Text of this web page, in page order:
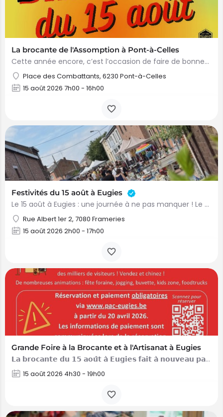
La brocante de l'Assomption à Pont-à-Celles
Cette année encore, c’est l’occasion de faire de bonnes affaires ! Trésors cachés, pépites, négociations,…
Place des Combattants, 6230 Pont-à-Celles
15 août 2026 7h00 - 16h00
Festivités du 15 août à Eugies
Le 15 août à Eugies : une journée à ne pas manquer ! Le PAC Eugies vous donne rendez-vous le 15 août dans le…
Rue Albert 1er 2, 7080 Frameries
15 août 2026 2h00 - 17h00
Grande Foire à la Brocante et à l'Artisanat à Eugies
𝗟𝗮 𝗯𝗿𝗼𝗰𝗮𝗻𝘁𝗲 𝗱𝘂 𝟭𝟱 𝗮𝗼𝘂̂𝘁 𝗮̀ 𝗘𝘂𝗴𝗶𝗲𝘀 𝗳𝗮𝗶𝘁 𝗮̀ 𝗻𝗼𝘂𝘃𝗲𝗮𝘂 𝗽𝗮𝗿𝗹𝗲𝗿 𝗱’𝗲𝗹𝗹𝗲 ! Près de 𝟭.𝟬𝟬𝟬 𝗲𝘅𝗽𝗼𝘀𝗮𝗻𝘁𝘀 sont…
15 août 2026 4h30 - 19h00